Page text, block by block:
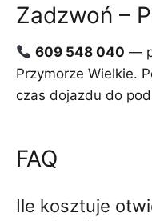
Zadzwoń –
609 548 040 —
Przymorze Wielkie.
czas dojazdu do
FAQ
Ile kosztuje